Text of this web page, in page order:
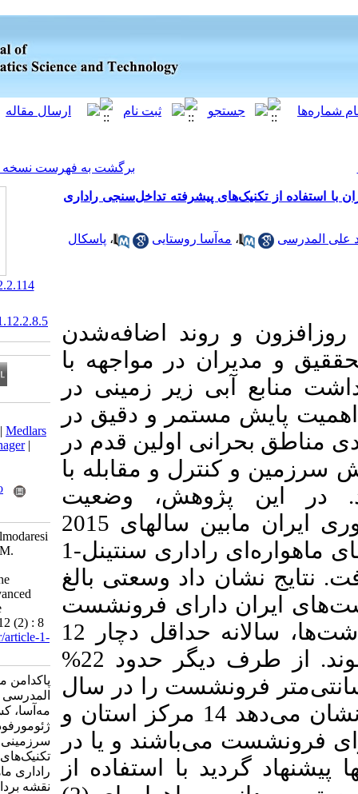
برگشت به فهرست نسخه ها
پیشرفته تداخل‌سنجی راداری
روستایی ،پاسکال
روند اضافه‌شدن
در مواجهه با
زیر زمینی در
و دقیق در
اولین قدم در
و مقابله با
وضعیت
فرونشست تمام وسعت کشوری ایران مابین سالهای 2015
وسعتی بالغ
دارای فرونشست
می‌باشند. حدود 7% از این دشت‌ها، سالانه حداقل دچار 12
سانتی متر فرونشست می‌شوند. از طرف دیگر حدود 22%
فرونشست را در سال
تجربه می‌کنند. نتایج همچنین نشان می‌دهد 14 مرکز استان و
می‌باشند و یا در
با استفاده از
20.1001.1.2322102.1401.12.2.8.5
Download citation:
BibTeX| RIS EndNote
Medlars
|ProCite Reference Manager|
Send citation to:
Mendeley
Pakdaman M, Azizi Z, Almodaresi
S, Roostaei M, Mspyhm M.
Evaluation of active
geomorphodynamics in the
territory of Iran using advanced
satellite radar interference
techniques. JGST 2023; 12 (2) : 8
URL:http://jgst.issgeac.ir/article-1-
1092-fa.html
پاکدامن محمدصادق، عزیزی زهرا،
المدرسی سید علی، روستایی
مه‌آسا، کستلازی پاسکال. ارزیابی
ژئومورفودینامیسم فعال در پهنه
سرزمینی ایران با استفاده از
تکنیک‌های پیشرفته تداخل‌سنجی
راداری ماهواره‌ای. علوم و فنون
نقشه برداری. ۱۴۰۱; ۱۲ (۲)